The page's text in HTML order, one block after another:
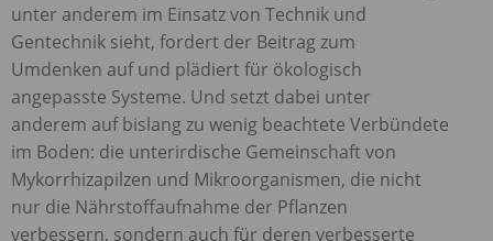
unter anderem im Einsatz von Technik und
Gentechnik sieht, fordert der Beitrag zum
Umdenken auf und plädiert für ökologisch
angepasste Systeme. Und setzt dabei unter
anderem auf bislang zu wenig beachtete Verbündete
im Boden: die unterirdische Gemeinschaft von
Mykorrhizapilzen und Mikroorganismen, die nicht
nur die Nährstoffaufnahme der Pflanzen
verbessern, sondern auch für deren verbesserte